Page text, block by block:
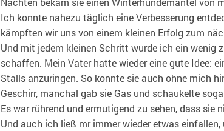
Ich konnte nahezu täglich eine Verbesserung
kämpften wir uns von einem kleinen Erfolg zum
Und mit jedem kleinen Schritt wurde ich ein wenig
schaffen. Mein Vater hatte wieder eine gute Idee:
Stalls anzuringen. So konnte sie auch ohne mich
Geschirr, manchal gab sie Gas und schaukelte
Es war rührend und ermutigend zu sehen, dass sie
Und auch ich ließ mr immer wieder etwas